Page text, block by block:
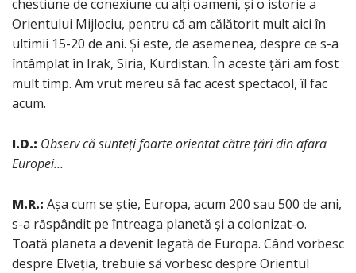
chestiune de conexiune cu alți oameni, și o istorie a
Orientului Mijlociu, pentru că am călătorit mult aici în
ultimii 15-20 de ani. Și este, de asemenea, despre ce s-a
întâmplat în Irak, Siria, Kurdistan. În aceste țări am fost
mult timp. Am vrut mereu să fac acest spectacol, îl fac
acum.
I.D.: Observ că sunteți foarte orientat către țări din afara
Europei…
M.R.: Așa cum se știe, Europa, acum 200 sau 500 de ani,
s-a răspândit pe întreaga planetă și a colonizat-o.
Toată planeta a devenit legată de Europa. Când vorbesc
despre Elveția, trebuie să vorbesc despre Orientul